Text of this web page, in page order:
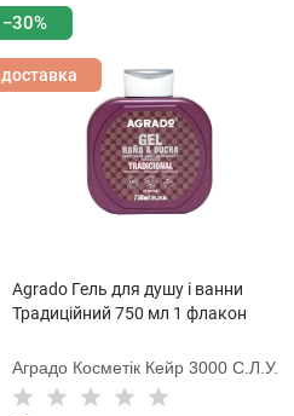
−30%
доставка
Agrado Гель для душу і ванни
Традиційний 750 мл 1 флакон
Аградо Косметік Кейр 3000 С.Л.У.